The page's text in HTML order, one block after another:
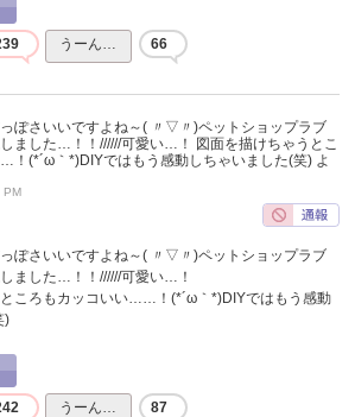
うーん… 66
ぽさいいですよね～( 〃▽〃)ペットショップラブ
ました…！！//////可愛い…！ 図面を描けちゃうとこ
！(*´ω｀*)DIYではもう感動しちゃいました(笑) よ
PM
ぽさいいですよね～( 〃▽〃)ペットショップラブ
ました…！！//////可愛い…！
ころもカッコいい……！(*´ω｀*)DIYではもう感動
)
うーん… 87